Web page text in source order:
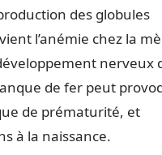
des globules
l’anémie chez la
nerveux
de fer peut
de prématurité, et
à la naissance.